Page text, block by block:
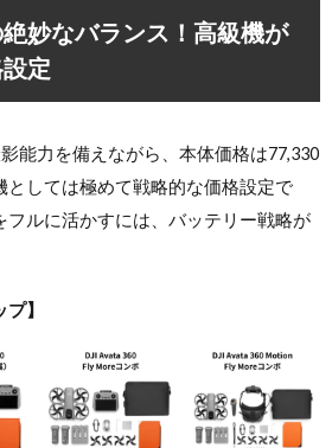
妙なバランス！高級機が
定
能力を備えながら、本体価格は77,330
としては極めて戦略的な価格設定で
フルに活かすには、バッテリー戦略が
】